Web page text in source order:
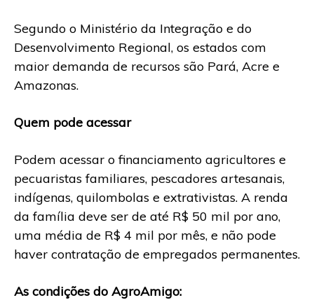
Segundo o Ministério da Integração e do
Desenvolvimento Regional, os estados com
maior demanda de recursos são Pará, Acre e
Amazonas.
Quem pode acessar
Podem acessar o financiamento agricultores e
pecuaristas familiares, pescadores artesanais,
indígenas, quilombolas e extrativistas. A renda
da família deve ser de até R$ 50 mil por ano,
uma média de R$ 4 mil por mês, e não pode
haver contratação de empregados permanentes.
As condições do AgroAmigo: